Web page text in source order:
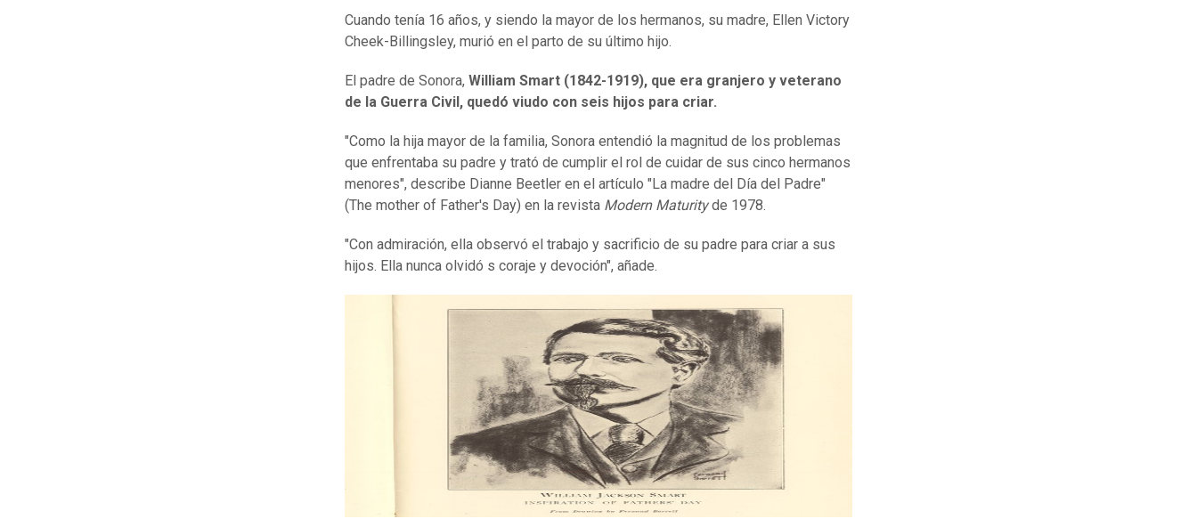
Cuando tenía 16 años, y siendo la mayor de los hermanos, su madre, Ellen Victory
Cheek-Billingsley, murió en el parto de su último hijo.
El padre de Sonora, William Smart (1842-1919), que era granjero y veterano
de la Guerra Civil, quedó viudo con seis hijos para criar.
"Como la hija mayor de la familia, Sonora entendió la magnitud de los problemas
que enfrentaba su padre y trató de cumplir el rol de cuidar de sus cinco hermanos
menores", describe Dianne Beetler en el artículo "La madre del Día del Padre"
(The mother of Father's Day) en la revista Modern Maturityde 1978.
"Con admiración, ella observó el trabajo y sacrificio de su padre para criar a sus
hijos. Ella nunca olvidó s coraje y devoción", añade.